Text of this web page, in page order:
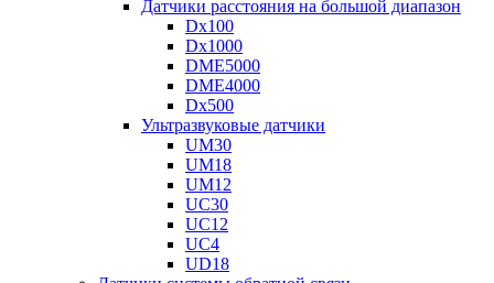
Датчики расстояния на большой диапазон
Dx100
Dx1000
DME5000
DME4000
Dx500
Ультразвуковые датчики
UM30
UM18
UM12
UC30
UC12
UC4
UD18